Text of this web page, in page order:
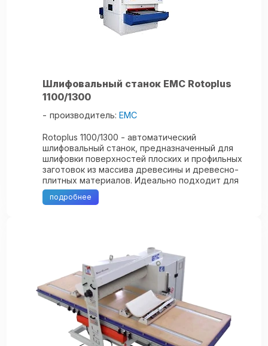
Шлифовальный станок ЕМС Rotoplus
1100/1300
производитель:EMC
Rotoplus 1100/1300 - автоматический
шлифовальный станок, предназначенный для
шлифовки поверхностей плоских и профильных
заготовок из массива древесины и древесно-
плитных материалов. Идеально подходит для
шлифования межкомнатных дверей,
мебельных ...
подробнее